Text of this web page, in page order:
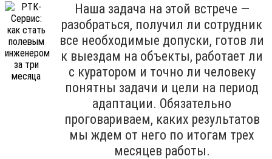
Наша задача на этой встрече —
разобраться, получил ли сотрудник
все необходимые допуски, готов ли
к выездам на объекты, работает ли
с куратором и точно ли человеку
понятны задачи и цели на период
адаптации. Обязательно
проговариваем, каких результатов
мы ждем от него по итогам трех
месяцев работы.